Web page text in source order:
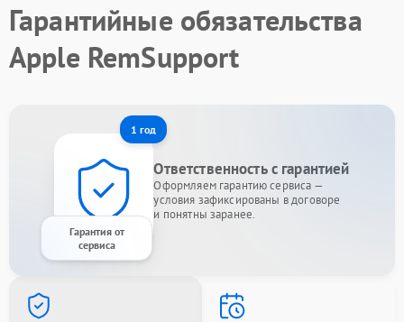
Гарантийные обязательства
Apple RemSupport
1 год
Гарантия от
сервиса
Ответственность с гарантией
Оформляем гарантию сервиса —
условия зафиксированы в договоре
и понятны заранее.